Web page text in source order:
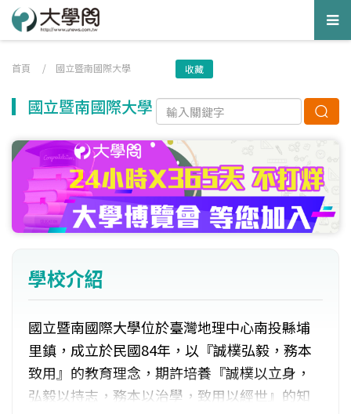
首頁 / 國立暨南國際大學 收藏
國立暨南國際大學
學校介紹
國立暨南國際大學位於臺灣地理中心南投縣埔
里鎮，成立於民國84年，以『誠樸弘毅，務本
致用』的教育理念，期許培養『誠樸以立身，
弘毅以持志，務本以治學，致用以經世』的知